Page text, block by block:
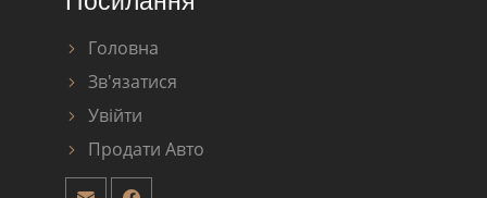
Головна
Зв'язатися
Увійти
Продати Авто